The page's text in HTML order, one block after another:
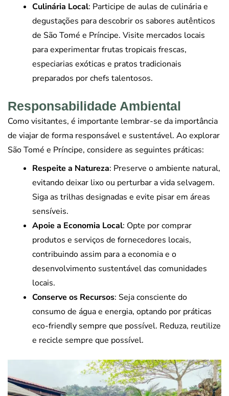
Culinária Local: Participe de aulas de culinária e
degustações para descobrir os sabores autênticos
de São Tomé e Príncipe. Visite mercados locais
para experimentar frutas tropicais frescas,
especiarias exóticas e pratos tradicionais
preparados por chefs talentosos.
Responsabilidade Ambiental
Como visitantes, é importante lembrar-se da importância
de viajar de forma responsável e sustentável. Ao explorar
São Tomé e Príncipe, considere as seguintes práticas:
Respeite a Natureza: Preserve o ambiente natural,
evitando deixar lixo ou perturbar a vida selvagem.
Siga as trilhas designadas e evite pisar em áreas
sensíveis.
Apoie a Economia Local: Opte por comprar
produtos e serviços de fornecedores locais,
contribuindo assim para a economia e o
desenvolvimento sustentável das comunidades
locais.
Conserve os Recursos: Seja consciente do
consumo de água e energia, optando por práticas
eco-friendly sempre que possível. Reduza, reutilize
e recicle sempre que possível.